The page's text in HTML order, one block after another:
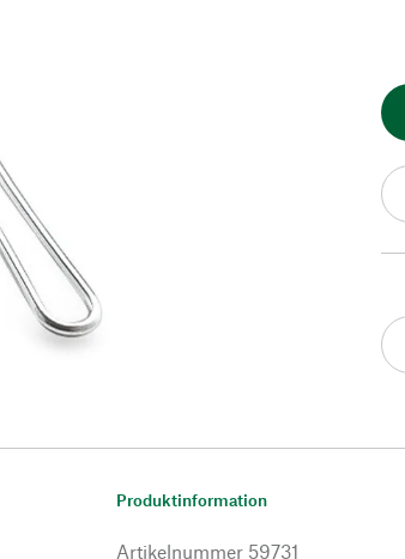
Produktinformation
Artikelnummer 59731